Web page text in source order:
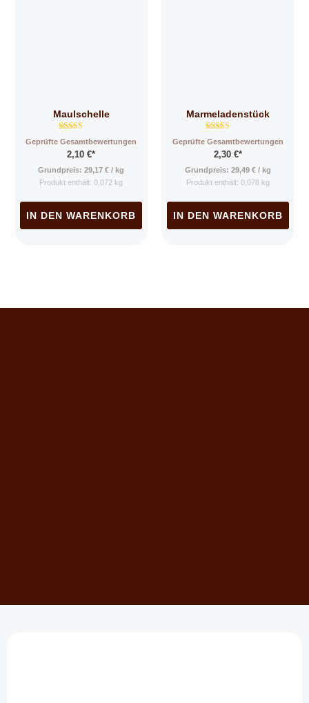
Maulschelle
Bewertet mit
5.00
von 5
Geprüfte Gesamtbewertungen
2,10€*
Grundpreis:29,17€ / kg
Produkt enthält: 0,072 kg
IN DEN WARENKORB
Marmeladenstück
Bewertet mit
5.00
von 5
Geprüfte Gesamtbewertungen
2,30 €*
Grundpreis: 29,49 €/ kg
Produkt enthält: 0,078 kg
IN DEN WARENKORB